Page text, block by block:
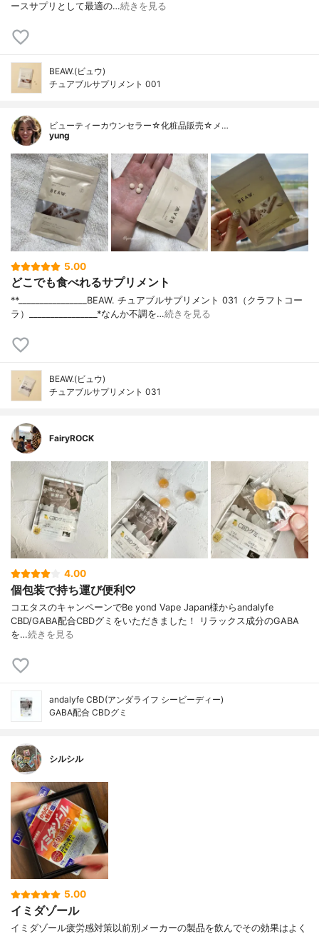
ースサプリとして最適の…続きを見る
BEAW.(ビュウ)
チュアブルサプリメント 001
ビューティーカウンセラー☆化粧品販売☆メ…
yung
5.00
どこでも食べれるサプリメント
**⁡________________⁡BEAW. ⁡チュアブルサプリメント 031（クラフトコー
ラ）⁡________________⁡⁡⁡⁡⁡*なんか不調を…続きを見る
BEAW.(ビュウ)
チュアブルサプリメント 031
FairyROCK
4.00
個包装で持ち運び便利♡
コエタスのキャンペーンでBe yond Vape Japan様からandalyfe
CBD/GABA配合CBDグミをいただきました！ リラックス成分のGABA
を…続きを見る
andalyfe CBD(アンダライフ シービーディー)
GABA配合 CBDグミ
シルシル
5.00
イミダゾール
イミダゾール疲労感対策以前別メーカーの製品を飲んでその効果はよく